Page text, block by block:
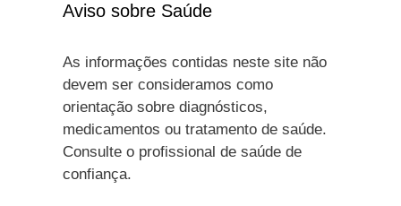
Aviso sobre Saúde
As informações contidas neste site não
devem ser consideramos como
orientação sobre diagnósticos,
medicamentos ou tratamento de saúde.
Consulte o profissional de saúde de
confiança.